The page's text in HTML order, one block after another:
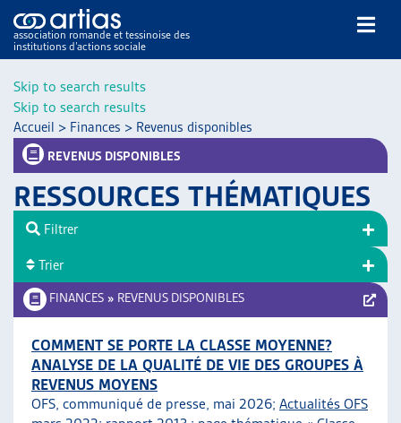
Skip to search results
Skip to search results
association romande et tessinoise des
institutions d’actions sociale
NOS PUBLICATIONS
DOSSIERS DU MOIS
VEILLE
RESSOURCES
THÉMATIQUES
GUIDE SOCIAL ROMAND
AUTRES
ARTIAS
Accueil > Finances > Revenus disponibles
REVENUS DISPONIBLES
RESSOURCES THÉMATIQUES
FINANCES » REVENUS DISPONIBLES
COMMENT SE PORTE LA CLASSE MOYENNE?
ANALYSE DE LA QUALITÉ DE VIE DES GROUPES À
REVENUS MOYENS
OFS, communiqué de presse, mai 2026; Actualités OFS
Filtrer
Trier